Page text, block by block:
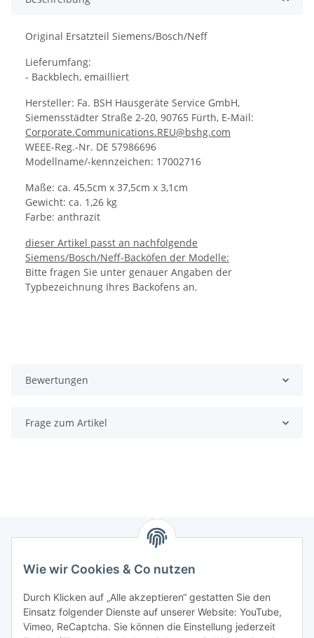
Wie wir Cookies & Co nutzen
Durch Klicken auf „Alle akzeptieren“ gestatten Sie den
Einsatz folgender Dienste auf unserer Website: YouTube,
Vimeo, ReCaptcha. Sie können die Einstellung jederzeit
Original Ersatzteil Siemens/Bosch/Neff
Lieferumfang:
- Backblech, emailliert
Hersteller: Fa. BSH Hausgeräte Service GmbH,
Siemensstädter Straße 2-20, 90765 Fürth, E-Mail:
Corporate.Communications.REU@bshg.com
WEEE-Reg.-Nr. DE 57986696
Modellname/-kennzeichen: 17002716
Maße: ca. 45,5cm x 37,5cm x 3,1cm
Gewicht: ca. 1,26 kg
Farbe: anthrazit
dieser Artikel passt an nachfolgende
Siemens/Bosch/Neff-Backöfen der Modelle:
Bitte fragen Sie unter genauer Angaben der
Typbezeichnung Ihres Backofens an.
Bewertungen
Frage zum Artikel
Zahlungsmöglichkeiten
Versandinformationen